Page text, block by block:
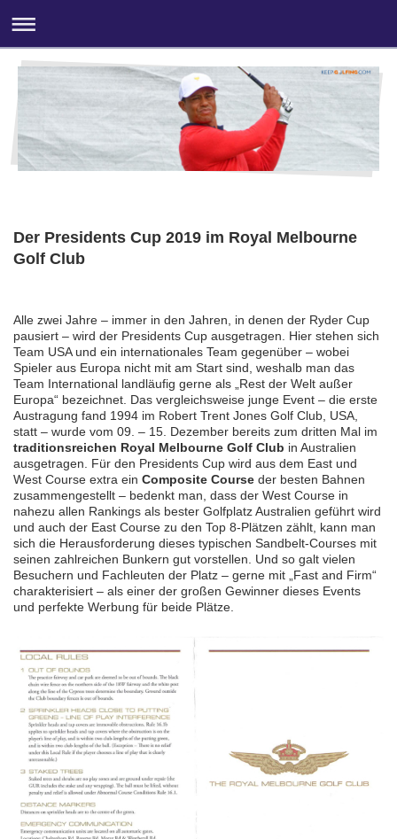
Der Presidents Cup 2019 im Royal Melbourne
Golf Club
Alle zwei Jahre – immer in den Jahren, in denen der Ryder Cup
pausiert – wird der Presidents Cup ausgetragen. Hier stehen sich
Team USA und ein internationales Team gegenüber – wobei
Spieler aus Europa nicht mit am Start sind, weshalb man das
Team International landläufig gerne als „Rest der Welt außer
Europa“ bezeichnet. Das vergleichsweise junge Event – die erste
Austragung fand 1994 im Robert Trent Jones Golf Club, USA,
statt – wurde vom 09. – 15. Dezember bereits zum dritten Mal im
traditionsreichen Royal Melbourne Golf Club in Australien
ausgetragen. Für den Presidents Cup wird aus dem East und
West Course extra ein Composite Course der besten Bahnen
zusammengestellt – bedenkt man, dass der West Course in
nahezu allen Rankings als bester Golfplatz Australien geführt wird
und auch der East Course zu den Top 8-Plätzen zählt, kann man
sich die Herausforderung dieses typischen Sandbelt-Courses mit
seinen zahlreichen Bunkern gut vorstellen. Und so galt vielen
Besuchern und Fachleuten der Platz – gerne mit „Fast and Firm“
charakterisiert – als einer der großen Gewinner dieses Events
und perfekte Werbung für beide Plätze.